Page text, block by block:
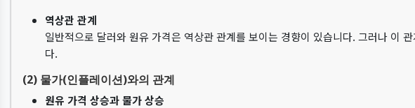
역상관 관계
일반적으로 달러와 원유 가격은 역상관 관계를 보이는 경향이 있습니다. 그러나 이
다.
(2) 물가(인플레이션)와의 관계
원유 가격 상승과 물가 상승